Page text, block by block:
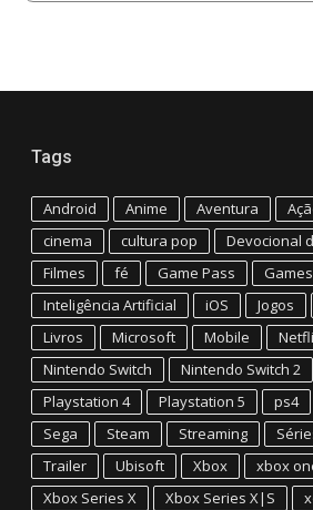
Tags
Android Anime Aventura
cinema
cultura pop Devocional
Filmes
fé Game Pass Games
Inteligência Artificial
iOS Jogos
Livros
Microsoft Mobile
Nintendo Switch
Nintendo Switch 2
Playstation 4
Playstation 5 ps4
Sega
Steam Streaming
Trailer
Ubisoft Xbox xbox
Xbox Series X
Xbox Series X|S